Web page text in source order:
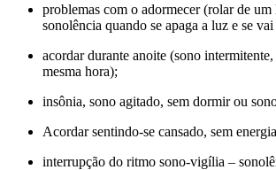
problemas com o adormecer (rolar de
sonolência quando se apaga a luz e se
acordar durante anoite (sono
mesma hora);
insônia, sono agitado, sem dormir ou
Acordar sentindo-se cansado, sem
interrupção do ritmo sono-vigília –